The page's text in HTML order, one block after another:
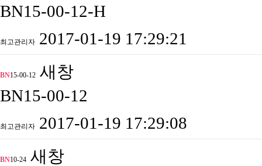
BN15-00-12-H
최고관리자 2017-01-19 17:29:21
BN15-00-12 새창
BN15-00-12
최고관리자 2017-01-19 17:29:08
BN10-24 새창